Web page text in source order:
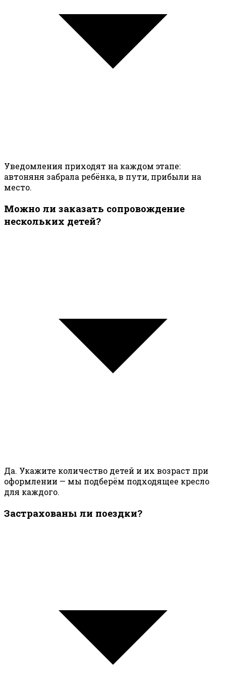
Уведомления приходят на каждом этапе:
автоняня забрала ребёнка, в пути, прибыли на
место.
Можно ли заказать сопровождение
нескольких детей?
Да. Укажите количество детей и их возраст при
оформлении — мы подберём подходящее кресло
для каждого.
Застрахованы ли поездки?